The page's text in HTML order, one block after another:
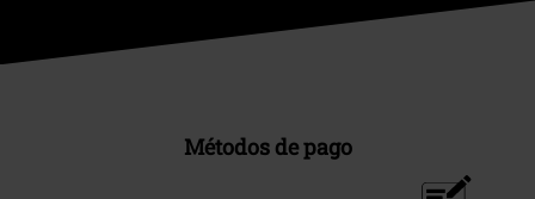
Métodos de pago